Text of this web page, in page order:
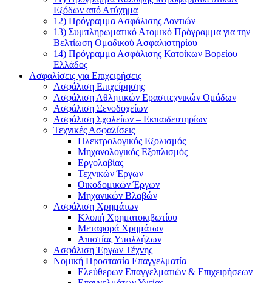
Εξόδων από Ατύχημα
12) Πρόγραμμα Ασφάλισης Δοντιών
13) Συμπληρωματικό Ατομικό Πρόγραμμα για την
Βελτίωση Ομαδικού Ασφαλιστηρίου
14) Πρόγραμμα Ασφάλισης Κατοίκων Βορείου
Ελλάδος
Ασφαλίσεις για Επιχειρήσεις
Ασφάλιση Επιχείρησης
Ασφάλιση Αθλητικών Ερασιτεχνικών Ομάδων
Ασφάλιση Ξενοδοχείων
Ασφάλιση Σχολείων – Εκπαιδευτηρίων
Τεχνικές Ασφαλίσεις
Ηλεκτρολογικός Εξολισμός
Μηχανολογικός Εξοπλισμός
Εργολαβίας
Τεχνικών Έργων
Οικοδομικών Έργων
Μηχανικών Βλαβών
Ασφάλιση Χρημάτων
Κλοπή Χρηματοκιβωτίου
Μεταφορά Χρημάτων
Απιστίας Υπαλλήλων
Ασφάλιση Έργων Τέχνης
Νομική Προστασία Επαγγελματία
Ελεύθερων Επαγγελματιών & Επιχειρήσεων